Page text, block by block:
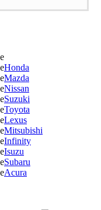
Honda
Mazda
Nissan
Suzuki
Toyota
Lexus
Mitsubishi
Infinity
Isuzu
Subaru
Acura